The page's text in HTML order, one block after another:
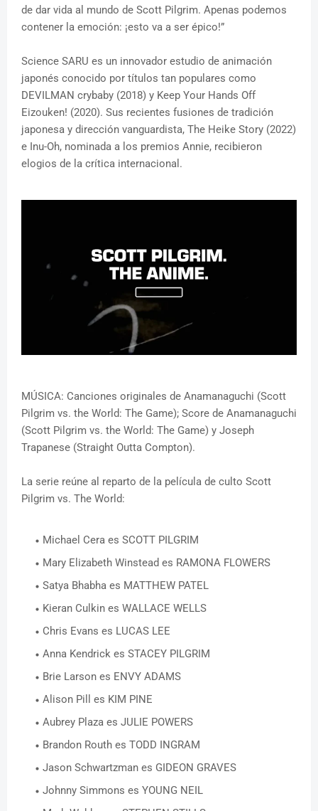
de dar vida al mundo de Scott Pilgrim. Apenas podemos
contener la emoción: ¡esto va a ser épico!”
Science SARU es un innovador estudio de animación
japonés conocido por títulos tan populares como
DEVILMAN crybaby (2018) y Keep Your Hands Off
Eizouken! (2020). Sus recientes fusiones de tradición
japonesa y dirección vanguardista, The Heike Story (2022)
e Inu-Oh, nominada a los premios Annie, recibieron
elogios de la crítica internacional.
MÚSICA: Canciones originales de Anamanaguchi (Scott
Pilgrim vs. the World: The Game); Score de Anamanaguchi
(Scott Pilgrim vs. the World: The Game) y Joseph
Trapanese (Straight Outta Compton).
La serie reúne al reparto de la película de culto Scott
Pilgrim vs. The World:
Michael Cera es SCOTT PILGRIM
Mary Elizabeth Winstead es RAMONA FLOWERS
Satya Bhabha es MATTHEW PATEL
Kieran Culkin es WALLACE WELLS
Chris Evans es LUCAS LEE
Anna Kendrick es STACEY PILGRIM
Brie Larson es ENVY ADAMS
Alison Pill es KIM PINE
Aubrey Plaza es JULIE POWERS
Brandon Routh es TODD INGRAM
Jason Schwartzman es GIDEON GRAVES
Johnny Simmons es YOUNG NEIL